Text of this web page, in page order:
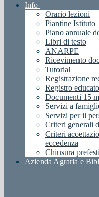
Info
Orario lezioni
Piantine Istituto
Piano annuale
Libri di testo
ANARPE
Ricevimento
Tutorial
Registrazione
Registro
Documenti 15
Servizi a
Servizi per il
Criteri generali
Criteri
eccedenza
Chiusura
Azienda Agraria e